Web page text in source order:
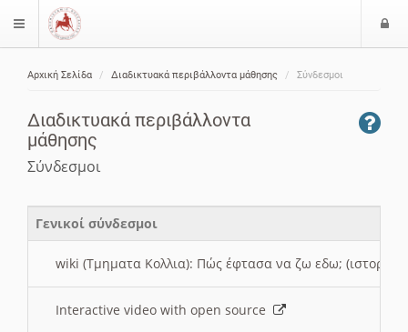
$langMenu
Αρχική Σελίδα Διαδικτυακά περιβάλλοντα μάθησης Σύνδεσμοι
Διαδικτυακά περιβάλλοντα
μάθησης
Σύνδεσμοι
Γενικοί σύνδεσμοι
wiki (Τμηματα Κολλια): Πώς έφτασα να ζω εδω; (ιστορια)
Interactive video with open source